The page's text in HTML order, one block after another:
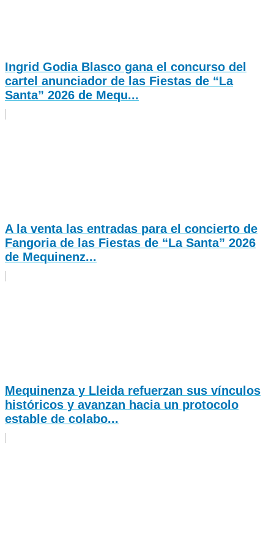
Ingrid Godia Blasco gana el concurso del
cartel anunciador de las Fiestas de “La
Santa” 2026 de Mequ...
A la venta las entradas para el concierto de
Fangoria de las Fiestas de “La Santa” 2026
de Mequinenz...
Mequinenza y Lleida refuerzan sus vínculos
históricos y avanzan hacia un protocolo
estable de colabo...